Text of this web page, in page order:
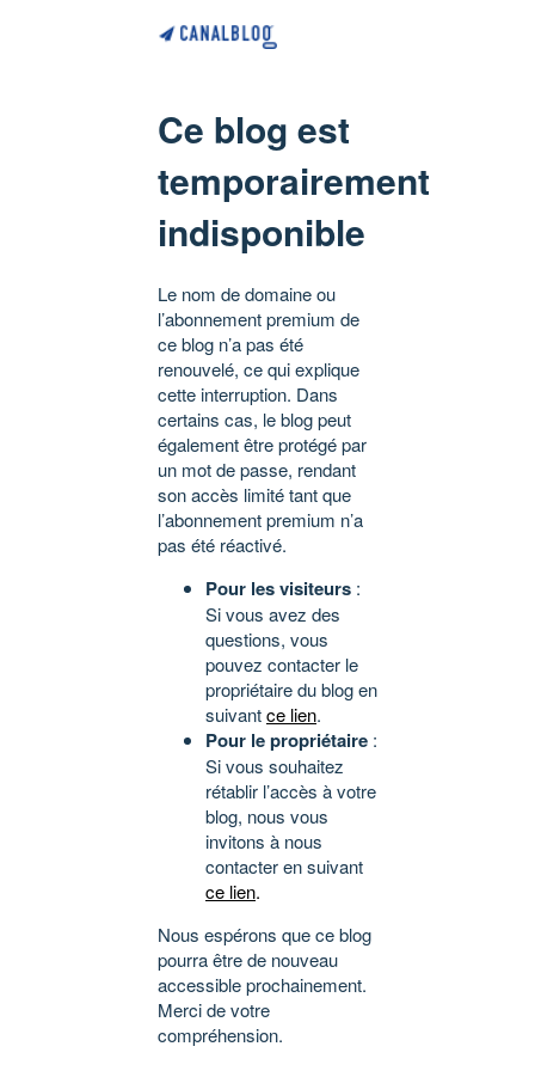
Ce blog est
temporairement
indisponible
Le nom de domaine ou
l’abonnement premium de
ce blog n’a pas été
renouvelé, ce qui explique
cette interruption. Dans
certains cas, le blog peut
également être protégé par
un mot de passe, rendant
son accès limité tant que
l’abonnement premium n’a
pas été réactivé.
Pour les visiteurs :
Si vous avez des
questions, vous
pouvez contacter le
propriétaire du blog en
suivantce lien.
Pour le propriétaire :
Si vous souhaitez
rétablir l’accès à votre
blog, nous vous
invitons à nous
contacter en suivant
ce lien.
Nous espérons que ce blog
pourra être de nouveau
accessible prochainement.
Merci de votre
compréhension.